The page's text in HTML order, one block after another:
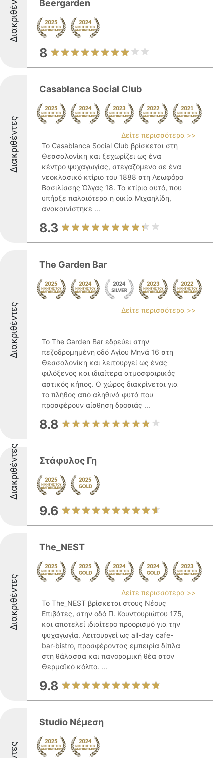
Διακριθέντες Beergarden
8
Διακριθέντες
Casablanca Social Club
Δείτε περισσότερα >>
Το Casablanca Social Club βρίσκεται στη
Θεσσαλονίκη και ξεχωρίζει ως ένα
κέντρο ψυχαγωγίας, στεγαζόμενο σε ένα
νεοκλασικό κτίριο του 1888 στη Λεωφόρο
Βασιλίσσης Όλγας 18. Το κτίριο αυτό, που
υπήρξε παλαιότερα η οικία Μιχαηλίδη,
ανακαινίστηκε ...
8.3
Διακριθέντες
The Garden Bar
Δείτε περισσότερα >>
Το The Garden Bar εδρεύει στην
πεζοδρομημένη οδό Αγίου Μηνά 16 στη
Θεσσαλονίκη και λειτουργεί ως ένας
φιλόξενος και ιδιαίτερα ατμοσφαιρικός
αστικός κήπος. Ο χώρος διακρίνεται για
το πλήθος από αληθινά φυτά που
προσφέρουν αίσθηση δροσιάς ...
8.8
Διακριθέντες Στάφυλος Γη
9.6
Διακριθέντες
The_NEST
Δείτε περισσότερα >>
Το The_NEST βρίσκεται στους Νέους
Επιβάτες, στην οδό Π. Κουντουριώτου 175,
και αποτελεί ιδιαίτερο προορισμό για την
ψυχαγωγία. Λειτουργεί ως all-day cafe-
bar-bistro, προσφέροντας εμπειρία δίπλα
στη θάλασσα και πανοραμική θέα στον
Θερμαϊκό κόλπο. ...
9.8
Studio Νέμεση